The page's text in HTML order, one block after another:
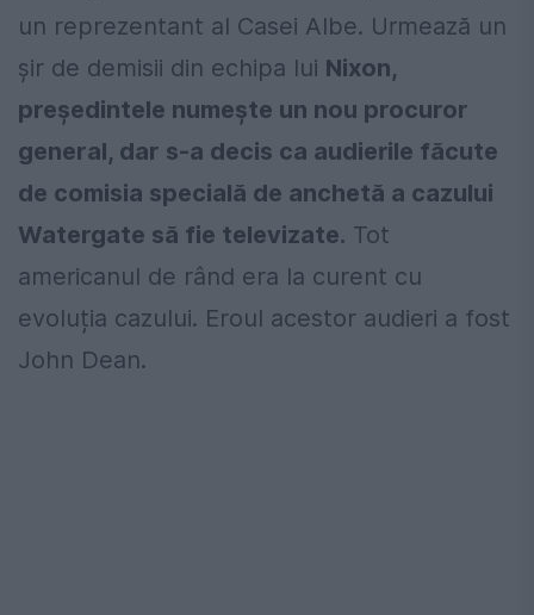
un reprezentant al Casei Albe. Urmează un
șir de demisii din echipa lui Nixon,
președintele numește un nou procuror
general, dar s-a decis ca audierile făcute
de comisia specială de anchetă a cazului
Watergate să fie televizate. Tot
americanul de rând era la curent cu
evoluția cazului. Eroul acestor audieri a fost
John Dean.